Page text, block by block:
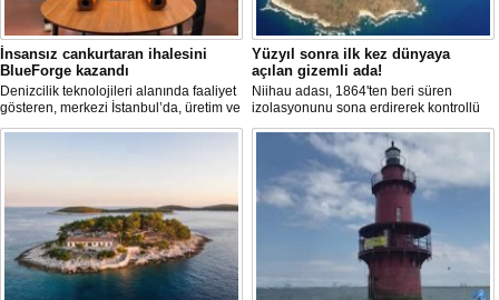
İnsansız cankurtaran ihalesini
BlueForge kazandı
Denizcilik teknolojileri alanında faaliyet
gösteren, merkezi İstanbul’da, üretim ve
Ar-Ge faaliyetlerinin önemli bölümünü
Yüzyıl sonra ilk kez dünyaya
açılan gizemli ada!
Niihau adası, 1864'ten beri süren
izolasyonunu sona erdirerek kontrollü
turist ziyaretlerine açıldı. Ada sakinleri,
modern teknolojiden uzak, katı
kurallarla dolu bir yaşam sürdürüyor.